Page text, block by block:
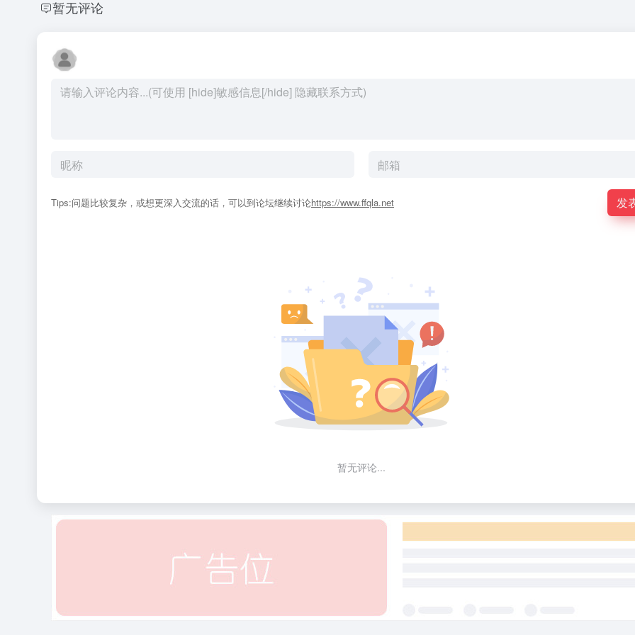
暂无评论
Tips:问题比较复杂，或想更深入交流的话，可以到论坛继续讨论https://www.ffqla.net 发
暂无评论...